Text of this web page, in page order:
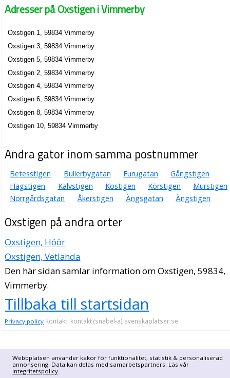
Webbplatsen använder kakor för funktionalitet, statistik & personaliserad
annonsering. Data kan delas med samarbetspartners. Läs vår
integritetspolicy.
Adresser på Oxstigen i Vimmerby
Oxstigen 1, 59834 Vimmerby
Oxstigen 3, 59834 Vimmerby
Oxstigen 5, 59834 Vimmerby
Oxstigen 2, 59834 Vimmerby
Oxstigen 4, 59834 Vimmerby
Oxstigen 6, 59834 Vimmerby
Oxstigen 8, 59834 Vimmerby
Oxstigen 10, 59834 Vimmerby
Andra gator inom samma postnummer
Betesstigen Bullerbygatan Furugatan
Gångstigen
Hagstigen
Kalvstigen Kostigen Körstigen
Murstigen
Norrgårdsgatan
Åkerstigen Ängsgatan Ängstigen
Oxstigen på andra orter
Oxstigen, Höör
Oxstigen, Vetlanda
Den här sidan samlar information om Oxstigen, 59834,
Vimmerby.
Tillbaka till startsidan
Privacy policy Kontakt: kontakt (snabel-a) svenskaplatser.se